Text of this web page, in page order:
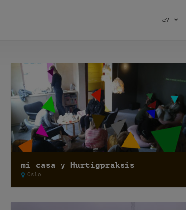
æ?
mi casa y Hurtigpraksis
Oslo